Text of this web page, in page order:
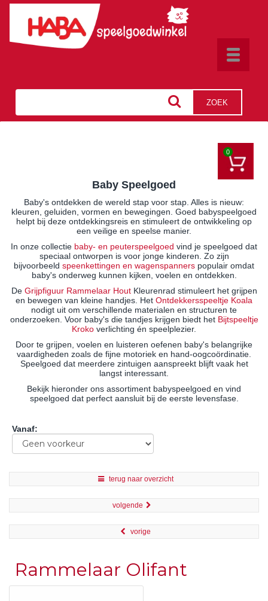
Toggle
ZOEK
0
Baby Speelgoed
Baby's ontdekken de wereld stap voor stap. Alles is nieuw:
kleuren, geluiden, vormen en bewegingen. Goed babyspeelgoed
helpt bij deze ontdekkingsreis en stimuleert de ontwikkeling op
een veilige en speelse manier.
In onze collectie baby- en peuterspeelgoed vind je speelgoed dat
speciaal ontworpen is voor jonge kinderen. Zo zijn
bijvoorbeeld speenkettingen en wagenspanners populair omdat
baby's onderweg kunnen kijken, voelen en ontdekken.
De Grijpfiguur Rammelaar HoutKleurenrad stimuleert het grijpen
en bewegen van kleine handjes. Het Ontdekkersspeeltje Koala
nodigt uit om verschillende materialen en structuren te
onderzoeken. Voor baby's die tandjes krijgen biedt het Bijtspeeltje
Kroko verlichting én speelplezier.
Door te grijpen, voelen en luisteren oefenen baby's belangrijke
vaardigheden zoals de fijne motoriek en hand-oogcoördinatie.
Speelgoed dat meerdere zintuigen aanspreekt blijft vaak het
langst interessant.
Bekijk hieronder ons assortiment babyspeelgoed en vind
speelgoed dat perfect aansluit bij de eerste levensfase.
Vanaf:
terug naar overzicht
volgende
vorige
Rammelaar Olifant